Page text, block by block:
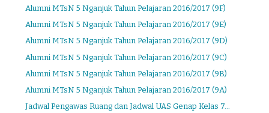
Alumni MTsN 5 Nganjuk Tahun Pelajaran 2016/2017 (9F)
Alumni MTsN 5 Nganjuk Tahun Pelajaran 2016/2017 (9E)
Alumni MTsN 5 Nganjuk Tahun Pelajaran 2016/2017 (9D)
Alumni MTsN 5 Nganjuk Tahun Pelajaran 2016/2017 (9C)
Alumni MTsN 5 Nganjuk Tahun Pelajaran 2016/2017 (9B)
Alumni MTsN 5 Nganjuk Tahun Pelajaran 2016/2017 (9A)
Jadwal Pengawas Ruang dan Jadwal UAS Genap Kelas 7...